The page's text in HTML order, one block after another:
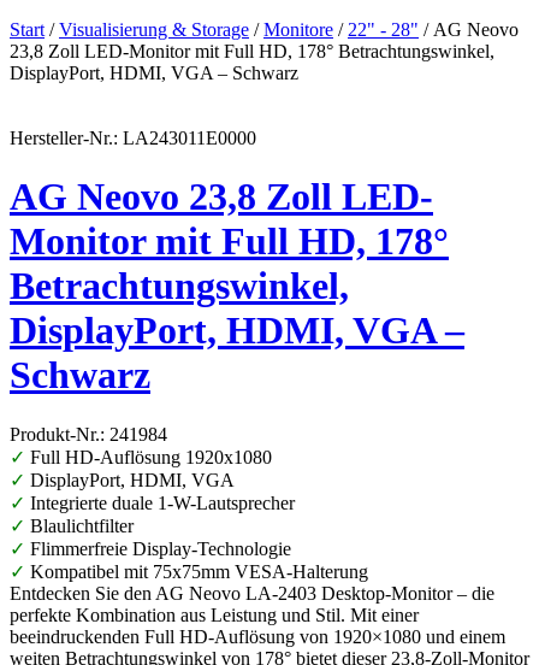
Start /Visualisierung & Storage /Monitore / 22" - 28" / AG Neovo
23,8 Zoll LED-Monitor mit Full HD, 178° Betrachtungswinkel,
DisplayPort, HDMI, VGA – Schwarz
Hersteller-Nr.: LA243011E0000
AG Neovo 23,8 Zoll LED-
Monitor mit Full HD, 178°
Betrachtungswinkel,
DisplayPort, HDMI, VGA –
Schwarz
Produkt-Nr.: 241984
✓ Full HD-Auflösung 1920x1080
✓ DisplayPort, HDMI, VGA
✓ Integrierte duale 1-W-Lautsprecher
✓ Blaulichtfilter
✓ Flimmerfreie Display-Technologie
✓ Kompatibel mit 75x75mm VESA-Halterung
Entdecken Sie den AG Neovo LA-2403 Desktop-Monitor – die
perfekte Kombination aus Leistung und Stil. Mit einer
beeindruckenden Full HD-Auflösung von 1920×1080 und einem
weiten Betrachtungswinkel von 178° bietet dieser 23,8-Zoll-Monitor